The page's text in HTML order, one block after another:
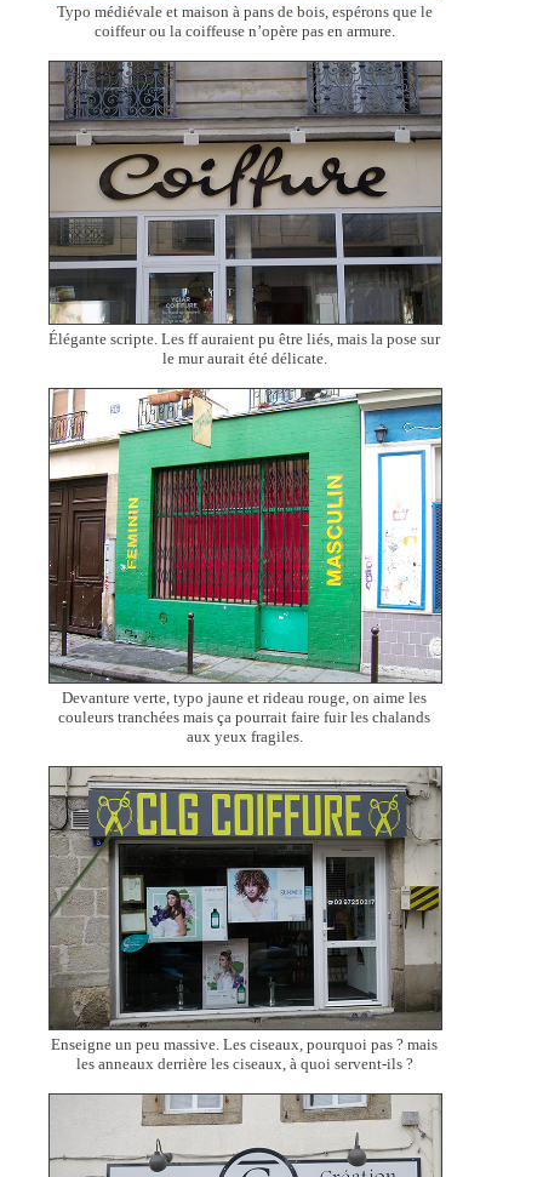
Typo médiévale et maison à pans de bois, espérons que le
coiffeur ou la coiffeuse n’opère pas en armure.
Élégante scripte. Les ff auraient pu être liés, mais la pose sur
le mur aurait été délicate.
Devanture verte, typo jaune et rideau rouge, on aime les
couleurs tranchées mais ça pourrait faire fuir les chalands
aux yeux fragiles.
Enseigne un peu massive. Les ciseaux, pourquoi pas ? mais
les anneaux derrière les ciseaux, à quoi servent-ils ?